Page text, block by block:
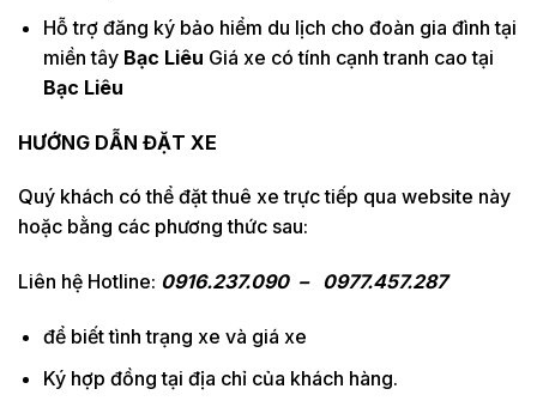
Hỗ trợ đăng ký bảo hiểm du lịch cho đoàn gia đình tại
miền tây Bạc Liêu Giá xe có tính cạnh tranh cao tại
Bạc Liêu
HƯỚNG DẪN ĐẶT XE
Quý khách có thể đặt thuê xe trực tiếp qua website này
hoặc bằng các phương thức sau:
Liên hệ Hotline: 0916.237.090 – 0977.457.287
để biết tình trạng xe và giá xe
Ký hợp đồng tại địa chỉ của khách hàng.